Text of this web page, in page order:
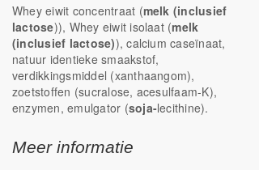
Whey eiwit concentraat (melk (inclusief
lactose)), Whey eiwit isolaat (melk
(inclusief lactose)), calcium caseïnaat,
natuur identieke smaakstof,
verdikkingsmiddel (xanthaangom),
zoetstoffen (sucralose, acesulfaam-K),
enzymen, emulgator (soja-lecithine).
Meer informatie